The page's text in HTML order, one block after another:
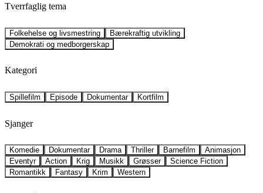
Tverrfaglig tema
Folkehelse og livsmestring
Bærekraftig utvikling
Demokrati og medborgerskap
Kategori
Spillefilm Episode Dokumentar Kortfilm
Sjanger
Komedie Dokumentar Drama Thriller Barnefilm
Animasjon
Eventyr
Action Krig Musikk Grøsser
Science Fiction
Romantikk
Fantasy Krim Western